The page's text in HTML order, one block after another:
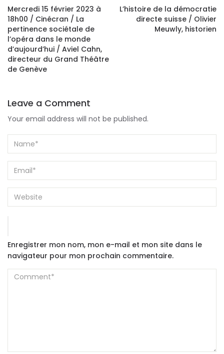
Mercredi 15 février 2023 à
18h00 / Cinécran / La
pertinence sociétale de
l’opéra dans le monde
d’aujourd’hui / Aviel Cahn,
directeur du Grand Théâtre
de Genève
L’histoire de la démocratie
directe suisse / Olivier
Meuwly, historien
Leave a Comment
Your email address will not be published.
Enregistrer mon nom, mon e-mail et mon site dans le
navigateur pour mon prochain commentaire.